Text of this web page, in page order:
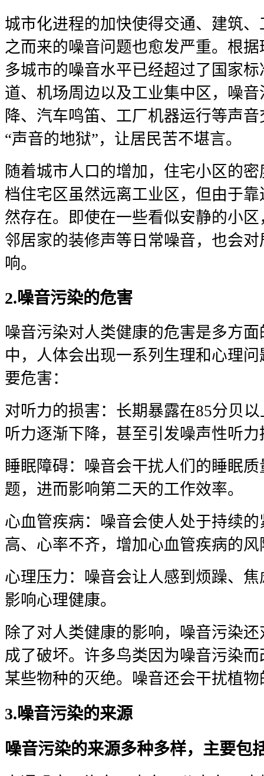
城市化进程的加快使得交通、建筑
之而来的噪音问题也愈发严重。根
多城市的噪音水平已经超过了国家
道、机场周边以及工业集中区，噪
降、汽车鸣笛、工厂机器运行等声
“声音的地狱”，让居民苦不堪言。
随着城市人口的增加，住宅小区的
档住宅区虽然远离工业区，但由于
然存在。即使在一些看似安静的小
邻居家的装修声等日常噪音，也会
响。
2.噪音污染的危害
噪音污染对人类健康的危害是多方
中，人体会出现一系列生理和心理
要危害：
对听力的损害：长期暴露在85分贝
听力逐渐下降，甚至引发噪声性听力
睡眠障碍：噪音会干扰人们的睡眠
题，进而影响第二天的工作效率。
心血管疾病：噪音会使人处于持续
高、心率不齐，增加心血管疾病的风
心理压力：噪音会让人感到烦躁、
影响心理健康。
除了对人类健康的影响，噪音污染
成了破坏。许多鸟类因为噪音污染
某些物种的灭绝。噪音还会干扰植
3.噪音污染的来源
噪音污染的来源多种多样，主要包